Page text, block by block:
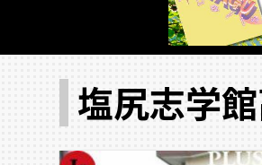
塩尻志学